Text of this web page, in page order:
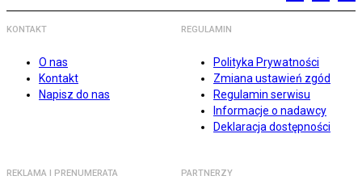
KONTAKT
O nas
Kontakt
Napisz do nas
REGULAMIN
Polityka Prywatności
Zmiana ustawień zgód
Regulamin serwisu
Informacje o nadawcy
Deklaracja dostępności
REKLAMA I PRENUMERATA PARTNERZY